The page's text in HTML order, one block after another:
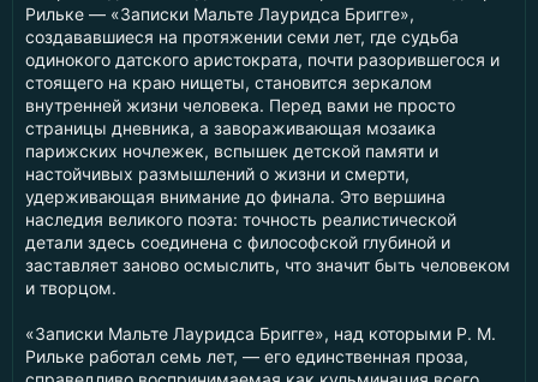
Рильке — «Записки Мальте Лауридса Бригге»,
создававшиеся на протяжении семи лет, где судьба
одинокого датского аристократа, почти разорившегося и
стоящего на краю нищеты, становится зеркалом
внутренней жизни человека. Перед вами не просто
страницы дневника, а завораживающая мозаика
парижских ночлежек, вспышек детской памяти и
настойчивых размышлений о жизни и смерти,
удерживающая внимание до финала. Это вершина
наследия великого поэта: точность реалистической
детали здесь соединена с философской глубиной и
заставляет заново осмыслить, что значит быть человеком
и творцом.
«Записки Мальте Лауридса Бригге», над которыми Р. М.
Рильке работал семь лет, — его единственная проза,